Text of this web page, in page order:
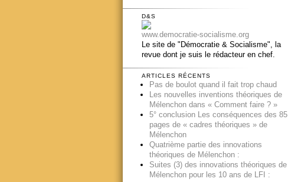
D&S
www.democratie-socialisme.org
Le site de "Démocratie & Socialisme", la
revue dont je suis le rédacteur en chef.
ARTICLES RÉCENTS
Pas de boulot quand il fait trop chaud
Les nouvelles inventions théoriques de
Mélenchon dans « Comment faire ? »
5° conclusion Les conséquences des 85
pages de « cadres théoriques » de
Mélenchon
Quatrième partie des innovations
théoriques de Mélenchon :
Suites (3) des innovations théoriques de
Mélenchon pour les 10 ans de LFI :